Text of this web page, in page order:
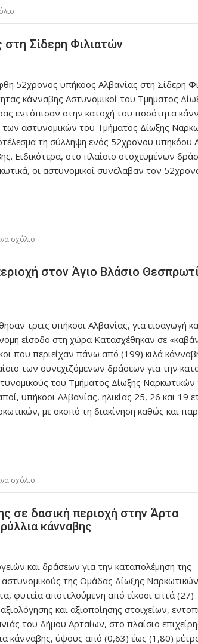
Σίδερη Φιλιατών
52χρονος υπήκοος Αλβανίας στη Σίδερη
κάνναβης Αστυνομικοί του Τμήματος
εντόπισαν στην κατοχή του ποσότητα
των αστυνομικών του Τμήματος Δίωξης
τη σύλληψη ενός 52χρονου υπηκόου
Ειδικότερα, στο πλαίσιο στοχευμένων
οι αστυνομικοί συνέλαβαν τον
σχόλιο
στον Άγιο Βλάσιο
τρεις υπήκοοι Αλβανίας, για εισαγωγή
είσοδο στη χώρα Κατασχέθηκαν σε
που περιείχαν πάνω από (199) κιλά
των συνεχιζόμενων δράσεων για την
του Τμήματος Δίωξης Ναρκωτικών
υπήκοοι Αλβανίας, ηλικίας 25, 26 και 19
με σκοπό τη διακίνηση καθώς και
σχόλιο
σε δασική περιοχή στην Άρτα
κάνναβης
και δράσεων για την καταπολέμηση της
της Ομάδας Δίωξης
φυτεία αποτελούμενη από είκοσι επτά (27)
και αξιοποίησης στοιχείων,
του Δήμου Αρταίων, στο πλαίσιο
κάνναβης, ύψους από (0,63) έως (1,80)